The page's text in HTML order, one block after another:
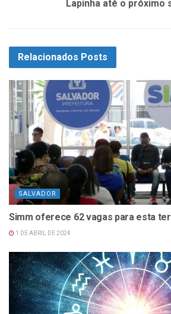
Lapinha até o próximo
Relacionados Posts
SALVADOR
Simm oferece 62 vagas para esta
1 DE ABRIL DE 2024